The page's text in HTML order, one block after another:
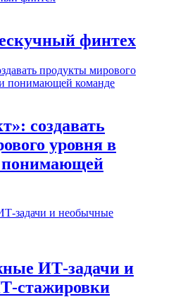
финтех
создавать
уровня в
понимающей
ИТ‑задачи и